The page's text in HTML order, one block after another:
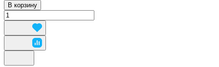
В корзину